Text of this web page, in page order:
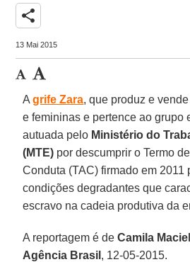
share
13 Mai 2015
Agrife Zara, que produz e
e femininas e pertence ao grupo
autuada pelo Ministério do
(MTE) por descumprir o Termo
Conduta (TAC) firmado em 2011
condições degradantes que
escravo na cadeia produtiva da
A reportagem é deCamila Maciel
Agência Brasil , 12-05-2015.